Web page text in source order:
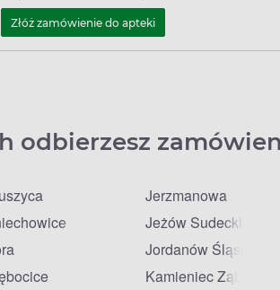
Złóż zamówienie do apteki
odbierzesz
Jerzmanowa
Jeżów Sudecki
Jordanów Śląski
Kamieniec Ząbkowicki